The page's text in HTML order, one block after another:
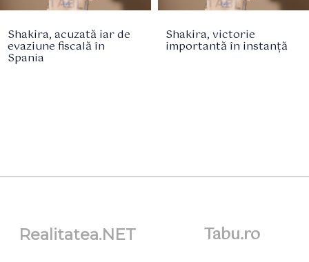
Shakira, acuzată iar de
evaziune fiscală în
Spania
Shakira, victorie
importantă în instanță
Realitatea.NET Tabu.ro